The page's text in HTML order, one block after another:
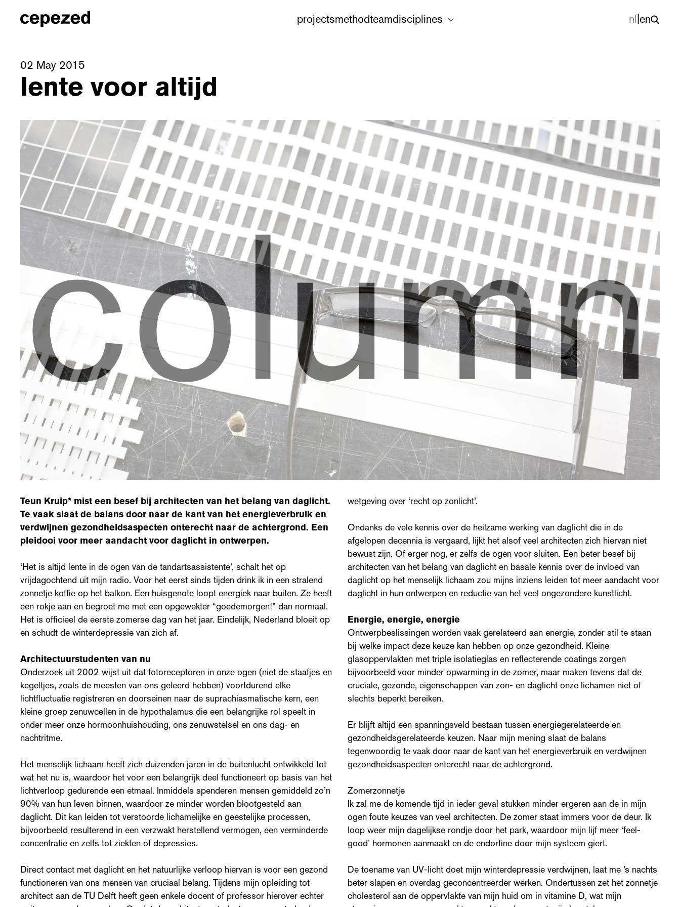
projectsmethodteamdisciplines nl|en
02 May 2015
lente voor altijd
Teun Kruip* mist een besef bij architecten van het belang van daglicht.
Te vaak slaat de balans door naar de kant van het energieverbruik en
verdwijnen gezondheidsaspecten onterecht naar de achtergrond. Een
pleidooi voor meer aandacht voor daglicht in ontwerpen.
‘Het is altijd lente in de ogen van de tandartsassistente’, schalt het op
vrijdagochtend uit mijn radio. Voor het eerst sinds tijden drink ik in een stralend
zonnetje koffie op het balkon. Een huisgenote loopt energiek naar buiten. Ze heeft
een rokje aan en begroet me met een opgewekter “goedemorgen!” dan normaal.
Het is officieel de eerste zomerse dag van het jaar. Eindelijk, Nederland bloeit op
en schudt de winterdepressie van zich af.
Architectuurstudenten van nu
Onderzoek uit 2002 wijst uit dat fotoreceptoren in onze ogen (niet de staafjes en
kegeltjes, zoals de meesten van ons geleerd hebben) voortdurend elke
lichtfluctuatie registreren en doorseinen naar de suprachiasmatische kern, een
kleine groep zenuwcellen in de hypothalamus die een belangrijke rol speelt in
onder meer onze hormoonhuishouding, ons zenuwstelsel en ons dag- en
nachtritme.
Het menselijk lichaam heeft zich duizenden jaren in de buitenlucht ontwikkeld tot
wat het nu is, waardoor het voor een belangrijk deel functioneert op basis van het
lichtverloop gedurende een etmaal. Inmiddels spenderen mensen gemiddeld zo’n
90% van hun leven binnen, waardoor ze minder worden blootgesteld aan
daglicht. Dit kan leiden tot verstoorde lichamelijke en geestelijke processen,
bijvoorbeeld resulterend in een verzwakt herstellend vermogen, een verminderde
concentratie en zelfs tot ziekten of depressies.
Direct contact met daglicht en het natuurlijke verloop hiervan is voor een gezond
functioneren van ons mensen van cruciaal belang. Tijdens mijn opleiding tot
architect aan de TU Delft heeft geen enkele docent of professor hierover echter
wetgeving over ‘recht op zonlicht’.
Ondanks de vele kennis over de heilzame werking van daglicht die in de
afgelopen decennia is vergaard, lijkt het alsof veel architecten zich hiervan niet
bewust zijn. Of erger nog, er zelfs de ogen voor sluiten. Een beter besef bij
architecten van het belang van daglicht en basale kennis over de invloed van
daglicht op het menselijk lichaam zou mijns inziens leiden tot meer aandacht voor
daglicht in hun ontwerpen en reductie van het veel ongezondere kunstlicht.
Energie, energie, energie
Ontwerpbeslissingen worden vaak gerelateerd aan energie, zonder stil te staan
bij welke impact deze keuze kan hebben op onze gezondheid. Kleine
glasoppervlakten met triple isolatieglas en reflecterende coatings zorgen
bijvoorbeeld voor minder opwarming in de zomer, maar maken tevens dat de
cruciale, gezonde, eigenschappen van zon- en daglicht onze lichamen niet of
slechts beperkt bereiken.
Er blijft altijd een spanningsveld bestaan tussen energiegerelateerde en
gezondheidsgerelateerde keuzen. Naar mijn mening slaat de balans
tegenwoordig te vaak door naar de kant van het energieverbruik en verdwijnen
gezondheidsaspecten onterecht naar de achtergrond.
Zomerzonnetje
Ik zal me de komende tijd in ieder geval stukken minder ergeren aan de in mijn
ogen foute keuzes van veel architecten. De zomer staat immers voor de deur. Ik
loop weer mijn dagelijkse rondje door het park, waardoor mijn lijf meer ‘feel-
good’ hormonen aanmaakt en de endorfine door mijn systeem giert.
De toename van UV-licht doet mijn winterdepressie verdwijnen, laat me ’s nachts
beter slapen en overdag geconcentreerder werken. Ondertussen zet het zonnetje
cholesterol aan de oppervlakte van mijn huid om in vitamine D, wat mijn